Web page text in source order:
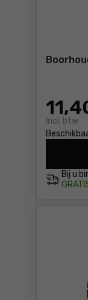
11
Incl. btw
Bij u